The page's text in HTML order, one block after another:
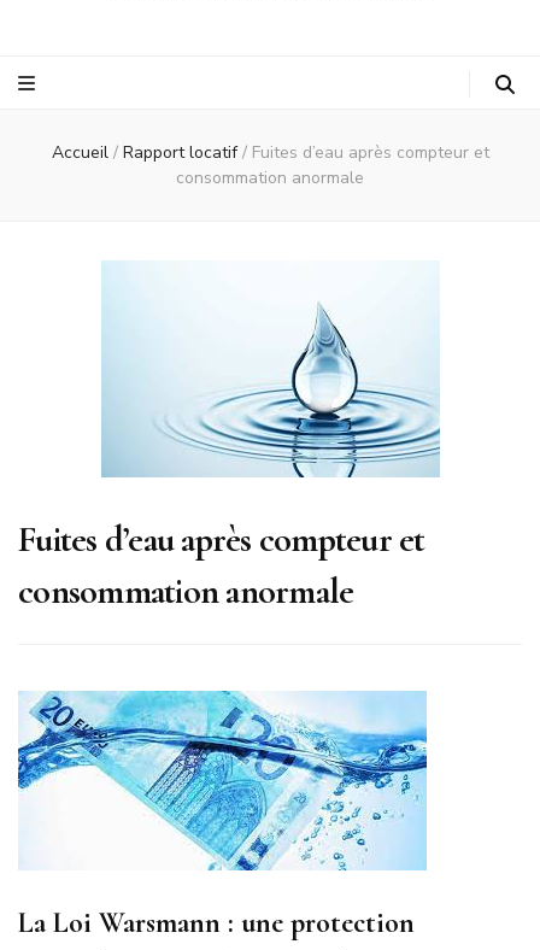
Accueil / Rapport locatif/ Fuites d’eau après compteur et
consommation anormale
Fuites d’eau après compteur et
consommation anormale
La Loi Warsmann : une protection